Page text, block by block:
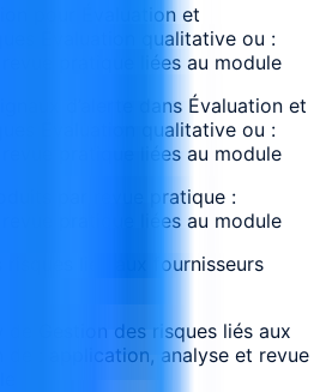
pour Évaluation et
Évaluation qualitative ou :
pratique liées au module
d’alerte dans Évaluation et
Évaluation qualitative ou :
pratique liées au module
par revue pratique :
pratique liées au module
liés aux fournisseurs
Gestion des risques liés aux
de : application, analyse et revue